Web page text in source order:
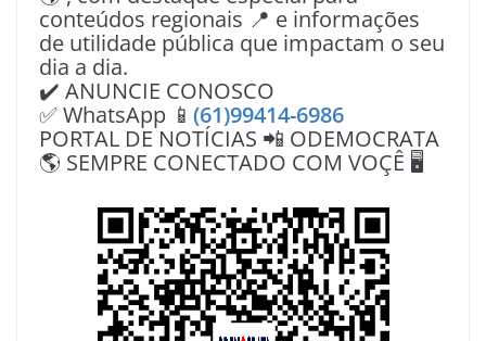
conteúdos regionais 📍 e informações
de utilidade pública que impactam o seu
dia a dia.
✔️ ANUNCIE CONOSCO
✅ WhatsApp 📱 (61)99414-6986
PORTAL DE NOTÍCIAS 📲 ODEMOCRATA
🌎 SEMPRE CONECTADO COM VOÇÊ 🖥️